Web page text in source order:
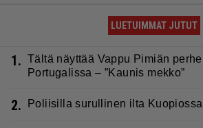
LUETUIMMAT JUTUT
1. Tältä näyttää Vappu Pimiän
Portugalissa – ”Kaunis mekko”
2. Poliisilla surullinen ilta